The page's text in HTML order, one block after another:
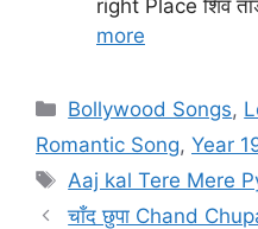
right Place शिव
more
Categories
Bollywood Songs,
Romantic Song, Year
Tags
Aaj kal Tere Mere
चाँद छुपा Chand